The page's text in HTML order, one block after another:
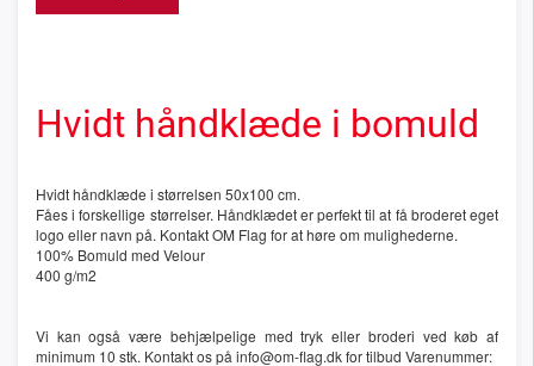
Hvidt håndklæde i bomuld
Hvidt håndklæde i størrelsen 50x100 cm.
Fåes i forskellige størrelser. Håndklædet er perfekt til at få broderet eget
logo eller navn på. Kontakt OM Flag for at høre om mulighederne.
100% Bomuld med Velour
400 g/m2
Vi kan også være behjælpelige med tryk eller broderi ved køb af
minimum 10 stk. Kontakt os på info@om-flag.dk for tilbud Varenummer: